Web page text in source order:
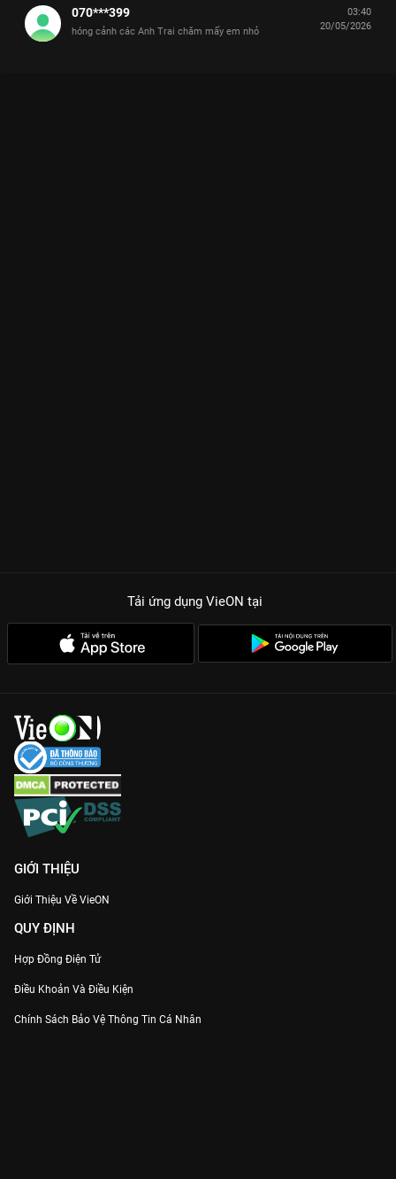
070***399
hóng cảnh các Anh Trai chăm mấy em nhỏ
03:40
20/05/2026
Tải ứng dụng VieON tại
GIỚI THIỆU
Giới Thiệu Về VieON
QUY ĐỊNH
Hợp Đồng Điện Tử
Điều Khoản Và Điều Kiện
Chính Sách Bảo Vệ Thông Tin Cá Nhân